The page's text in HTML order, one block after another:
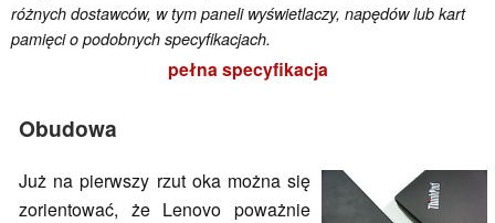
różnych dostawców, w tym paneli wyświetlaczy, napędów lub kart
pamięci o podobnych specyfikacjach.
pełna specyfikacja
Obudowa
Już na pierwszy rzut oka można się
zorientować, że Lenovo poważnie